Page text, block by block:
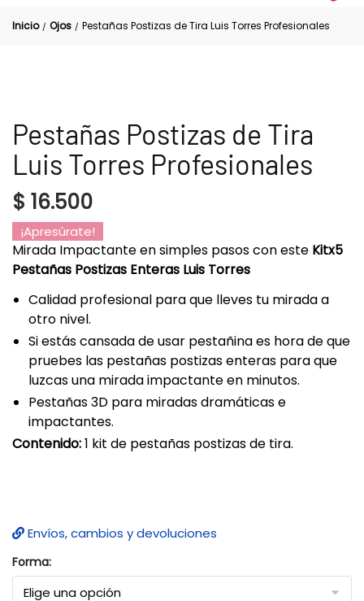
Inicio / Ojos / Pestañas Postizas de Tira Luis Torres Profesionales
Pestañas Postizas de Tira
Luis Torres Profesionales
$ 16.500
¡Apresúrate!
Mirada Impactante en simples pasos con este Kitx5
Pestañas Postizas Enteras Luis Torres
Calidad profesional para que lleves tu mirada a
otro nivel.
Si estás cansada de usar pestañina es hora de que
pruebes las pestañas postizas enteras para que
luzcas una mirada impactante en minutos.
Pestañas 3D para miradas dramáticas e
impactantes.
Contenido:1 kit de pestañas postizas de tira.
Envíos, cambios y devoluciones
Forma: